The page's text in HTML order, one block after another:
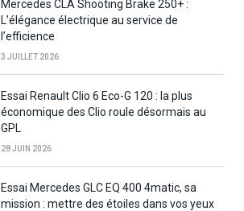
Mercedes CLA Shooting Brake 250+ :
L’élégance électrique au service de
l’efficience
3 JUILLET 2026
Essai Renault Clio 6 Eco-G 120 : la plus
économique des Clio roule désormais au
GPL
28 JUIN 2026
Essai Mercedes GLC EQ 400 4matic, sa
mission : mettre des étoiles dans vos yeux